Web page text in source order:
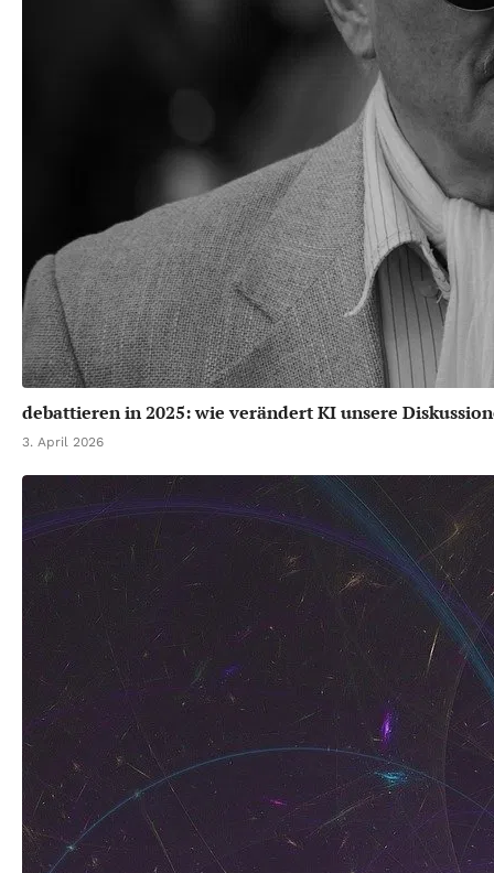
debattieren in 2025: wie verändert KI unsere
3. April 2026